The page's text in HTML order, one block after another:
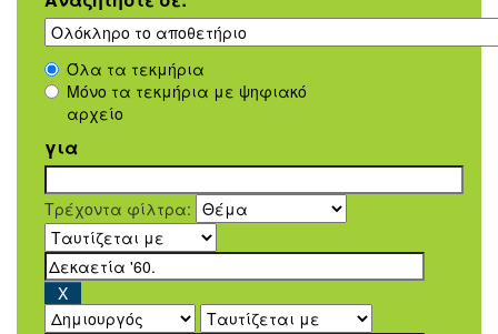
Όλα τα τεκμήρια
Μόνο τα τεκμήρια με ψηφιακό
αρχείο
για
Τρέχοντα φίλτρα: